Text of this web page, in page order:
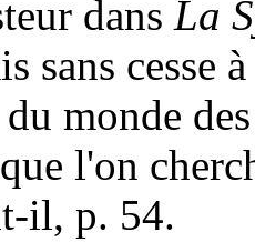
dans La
sans cesse
monde
l'on
il, p. 54.